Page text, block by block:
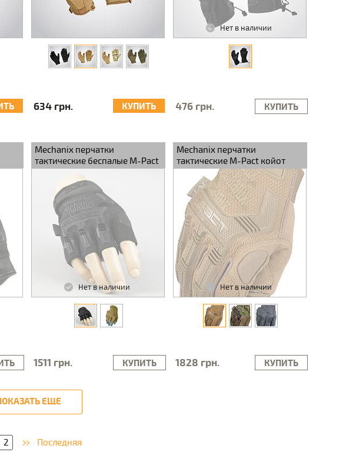
634 грн. КУПИТЬ
Нет в наличии
476 грн. КУПИТЬ
Mechanix перчатки
тактические беспалые M-Pact
черный
Нет в наличии
1511 грн. КУПИТЬ
Mechanix перчатки
тактические M-Pact койот
Нет в наличии
1828 грн. КУПИТЬ
ЕЩЕ
2 Последняя